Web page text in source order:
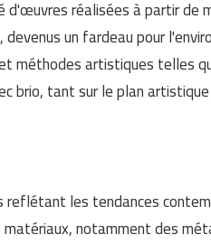
d'œuvres réalisées à partir de
un fardeau pour
méthodes artistiques telles
brio, tant sur le plan
les tendances
notamment des